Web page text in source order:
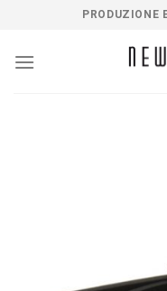
contenuti
PRODUZIONE